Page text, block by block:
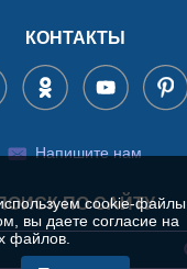
КОНТАКТЫ
Напишите нам
ПО САЙТУ
cookie-
вы даете согласие на
файлов.